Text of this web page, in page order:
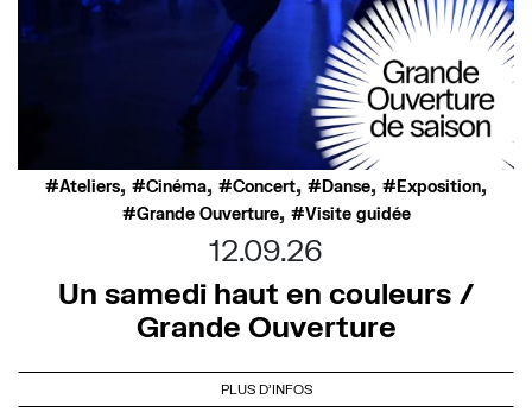
Ateliers, Cinéma, Concert, Danse, Exposition,
Grande Ouverture, Visite guidée
12.09.26
Un samedi haut en couleurs /
Grande Ouverture
PLUS D'INFOS